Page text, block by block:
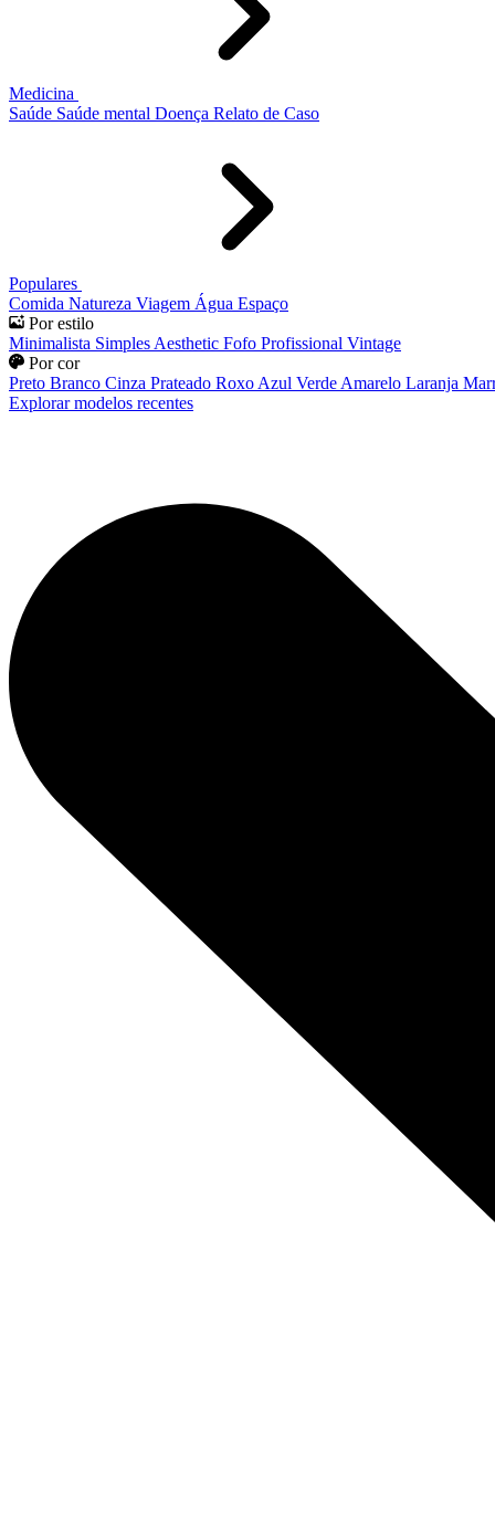
Medicina
Saúde Saúde mental Doença Relato de Caso
Populares
Comida Natureza Viagem Água Espaço
Por estilo
Minimalista Simples Aesthetic Fofo Profissional Vintage
Por cor
Preto Branco Cinza Prateado Roxo Azul Verde Amarelo Laranja
Explorar modelos recentes